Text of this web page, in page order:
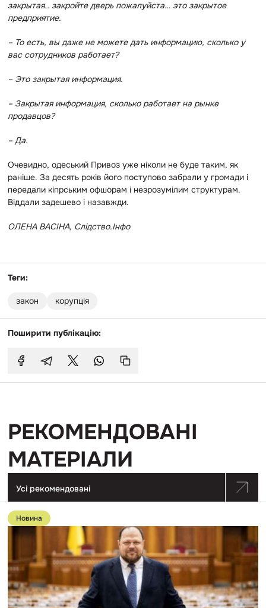
закрытая.. закройте дверь пожалуйста… это закрытое
предприятие.
– То есть, вы даже не можете дать информацию, сколько у
вас сотрудников работает?
– Это закрытая информация.
– Закрытая информация, сколько работает на рынке
продавцов?
– Да.
Очевидно, одеський Привоз уже ніколи не буде таким, як
раніше. За десять років його поступово забрали у громади і
передали кіпрським офшорам і незрозумілим структурам.
Віддали задешево і назавжди.
ОЛЕНА ВАСІНА, Слідство.Інфо
Теги:
закон корупція
Поширити публікацію:
РЕКОМЕНДОВАНІ
МАТЕРІАЛИ
Усі рекомендовані
Перейти
до
публікації
Стефанчук
прокоментував
голосування
за
оновлений
законопроєкт
Цивільного
кодексу
Новина